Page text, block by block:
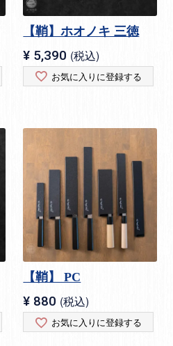
【鞘】ホオノキ 三徳
¥ 5,390 税込
お気に入りに登録する
【鞘】 PC
¥ 880 税込
お気に入りに登録する